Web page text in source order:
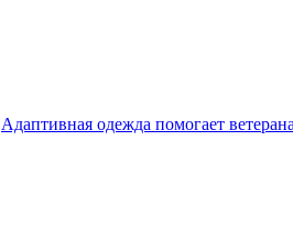
Адаптивная одежда помогает